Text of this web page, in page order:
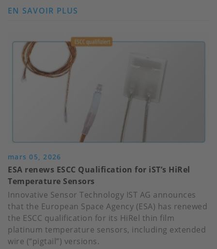
EN SAVOIR PLUS
CRYO-
AT
15
KELVIN
mars 05, 2026
ESA renews ESCC Qualification for iST’s HiRel
Temperature Sensors
Innovative Sensor Technology IST AG announces
that the European Space Agency (ESA) has renewed
the ESCC qualification for its HiRel thin film
platinum temperature sensors, including extended
wire (“pigtail”) versions.